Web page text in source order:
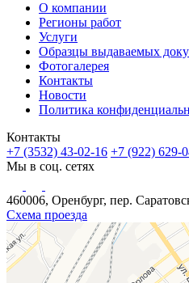
О компании
Регионы работ
Услуги
Образцы выдаваемых
Фотогалерея
Контакты
Новости
Политика
Контакты
+7 (3532) 43-02-16 +7 (922) 629-
Мы в соц. сетях
460006, Оренбург, пер.
Схема проезда